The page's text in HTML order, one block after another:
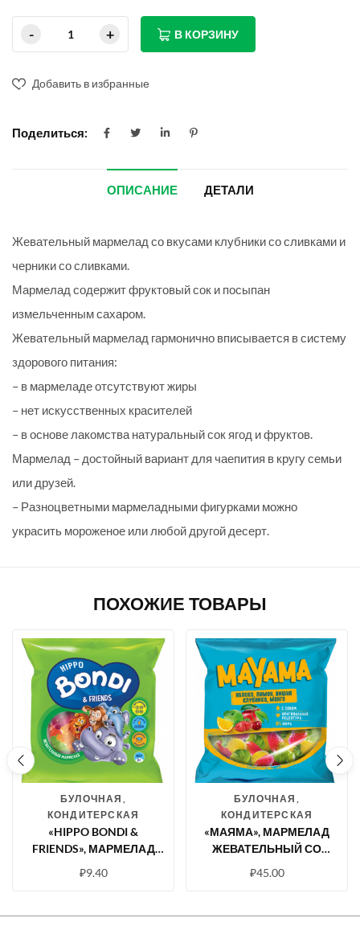
В КОРЗИНУ
Добавить в избранные
Поделиться:
ОПИСАНИЕ ДЕТАЛИ
Жевательный мармелад со вкусами клубники со сливками и
черники со сливками.
Мармелад содержит фруктовый сок и посыпан
измельченным сахаром.
Жевательный мармелад гармонично вписывается в систему
здорового питания:
– в мармеладе отсутствуют жиры
– нет искусственных красителей
– в основе лакомства натуральный сок ягод и фруктов.
Мармелад – достойный вариант для чаепития в кругу семьи
или друзей.
– Разноцветными мармеладными фигурками можно
украсить мороженое или любой другой десерт.
ПОХОЖИЕ ТОВАРЫ
БУЛОЧНАЯ,
КОНДИТЕРСКАЯ
«HIPPO BONDI &
FRIENDS», МАРМЕЛАД
ЖЕВАТЕЛЬНЫЙ С
₽9.40
БУЛОЧНАЯ,
КОНДИТЕРСКАЯ
«МАЯМА», МАРМЕЛАД
ЖЕВАТЕЛЬНЫЙ СО
ВКУСАМИ КЛУБНИКИ,
₽45.00